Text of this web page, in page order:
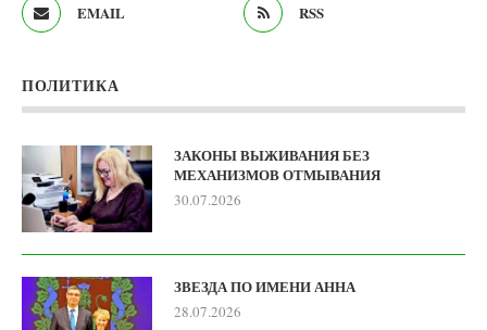
EMAIL RSS
ПОЛИТИКА
ЗАКОНЫ ВЫЖИВАНИЯ БЕЗ
МЕХАНИЗМОВ ОТМЫВАНИЯ
30.07.2026
ЗВЕЗДА ПО ИМЕНИ АННА
28.07.2026